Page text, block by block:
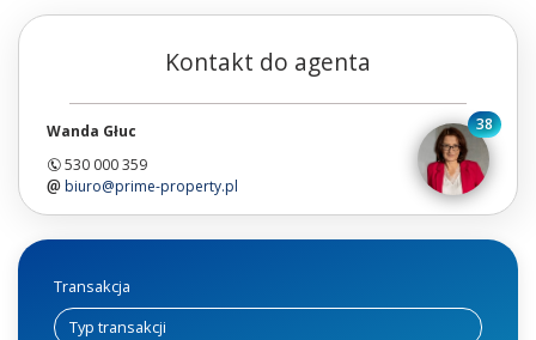
Kontakt do agenta
Wanda Głuc
530 000 359
biuro@prime-property.pl
38
Transakcja